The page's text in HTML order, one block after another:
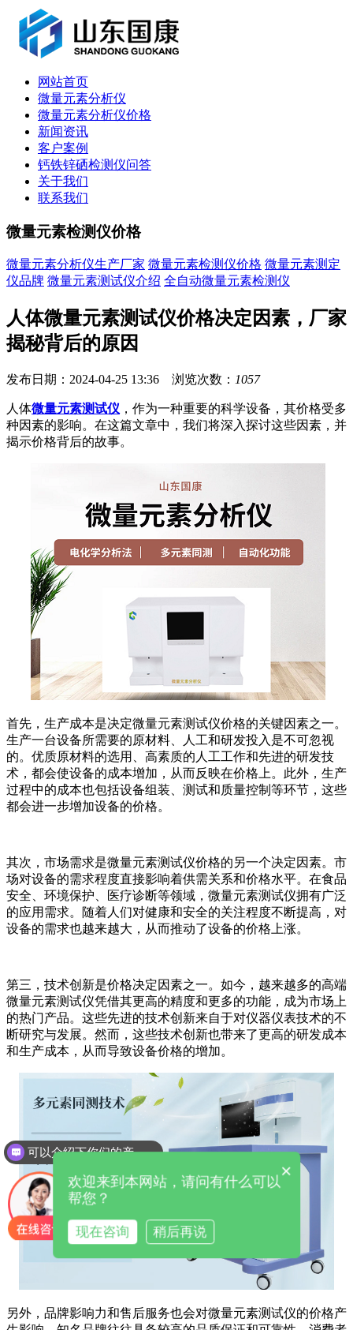
网站首页
微量元素分析仪
微量元素分析仪价格
新闻资讯
客户案例
钙铁锌硒检测仪问答
关于我们
联系我们
微量元素检测仪价格
微量元素分析仪生产厂家 微量元素检测仪价格 微量元素测定
仪品牌 微量元素测试仪介绍 全自动微量元素检测仪
人体微量元素测试仪价格决定因素，厂家
揭秘背后的原因
发布日期：2024-04-25 13:36 浏览次数： 1057
人体微量元素测试仪 ，作为一种重要的科学设备，其价格受多
种因素的影响。在这篇文章中，我们将深入探讨这些因素，并
揭示价格背后的故事。
首先，生产成本是决定微量元素测试仪价格的关键因素之一。
生产一台设备所需要的原材料、人工和研发投入是不可忽视
的。优质原材料的选用、高素质的人工工作和先进的研发技
术，都会使设备的成本增加，从而反映在价格上。此外，生产
过程中的成本也包括设备组装、测试和质量控制等环节，这些
都会进一步增加设备的价格。
其次，市场需求是微量元素测试仪价格的另一个决定因素。市
场对设备的需求程度直接影响着供需关系和价格水平。在食品
安全、环境保护、医疗诊断等领域，微量元素测试仪拥有广泛
的应用需求。随着人们对健康和安全的关注程度不断提高，对
设备的需求也越来越大，从而推动了设备的价格上涨。
第三，技术创新是价格决定因素之一。如今，越来越多的高端
微量元素测试仪凭借其更高的精度和更多的功能，成为市场上
的热门产品。这些先进的技术创新来自于对仪器仪表技术的不
断研究与发展。然而，这些技术创新也带来了更高的研发成本
和生产成本，从而导致设备价格的增加。
另外，品牌影响力和售后服务也会对微量元素测试仪的价格产
可以介绍下你们的产品么
×
欢迎来到本网站，请问有什么可以
帮您？
现在咨询 稍后再说